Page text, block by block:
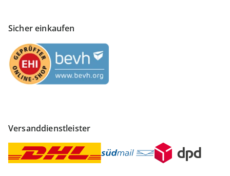
Sicher einkaufen
Versanddienstleister